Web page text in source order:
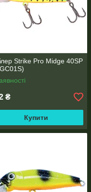
Strike Pro Midge 40SP
₴
Купити